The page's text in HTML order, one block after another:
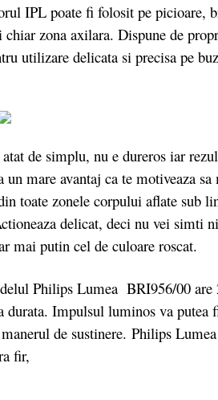
IPL poate fi folosit pe picioare,
chiar zona axilara. Dispune de
utilizare delicata si precisa pe
de simplu, nu e dureros iar
un mare avantaj ca te motiveaza
toate zonele corpului aflate sub
delicat, deci nu vei simti
mai putin cel de culoare roscat.
Philips Lumea BRI956/00 are
durata. Impulsul luminos va
de sustinere. Philips
fir,